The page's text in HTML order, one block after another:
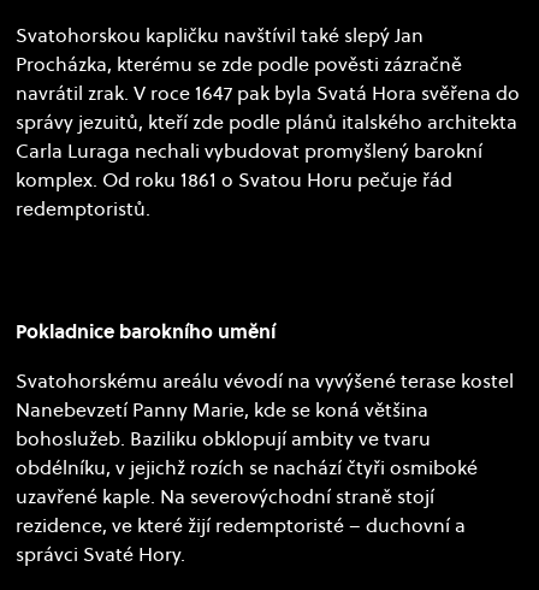
Svatohorskou kapličku navštívil také slepý Jan
Procházka, kterému se zde podle pověsti zázračně
navrátil zrak. V roce 1647 pak byla Svatá Hora svěřena do
správy jezuitů, kteří zde podle plánů italského architekta
Carla Luraga nechali vybudovat promyšlený barokní
komplex. Od roku 1861 o Svatou Horu pečuje řád
redemptoristů.
Pokladnice barokního umění
Svatohorskému areálu vévodí na vyvýšené terase kostel
Nanebevzetí Panny Marie, kde se koná většina
bohoslužeb. Baziliku obklopují ambity ve tvaru
obdélníku, v jejichž rozích se nachází čtyři osmiboké
uzavřené kaple. Na severovýchodní straně stojí
rezidence, ve které žijí redemptoristé – duchovní a
správci Svaté Hory.